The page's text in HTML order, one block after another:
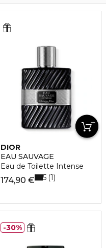
DIOR
EAU SAUVAGE
Eau de Toilette Intense
174,90 € 5 1
30%